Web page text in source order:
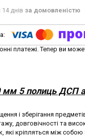
днів за домовленістю
платежі. Тепер ви
мм 5 полиць ДСП
і зберігання
довговічності та
які кріпляться між